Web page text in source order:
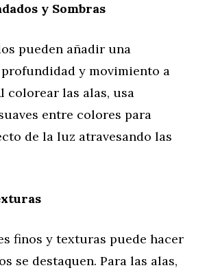
y Sombras
pueden añadir una
y movimiento a
colorear las alas, usa
entre colores para
de la luz atravesando las
finos y texturas puede hacer
se destaquen. Para las alas,